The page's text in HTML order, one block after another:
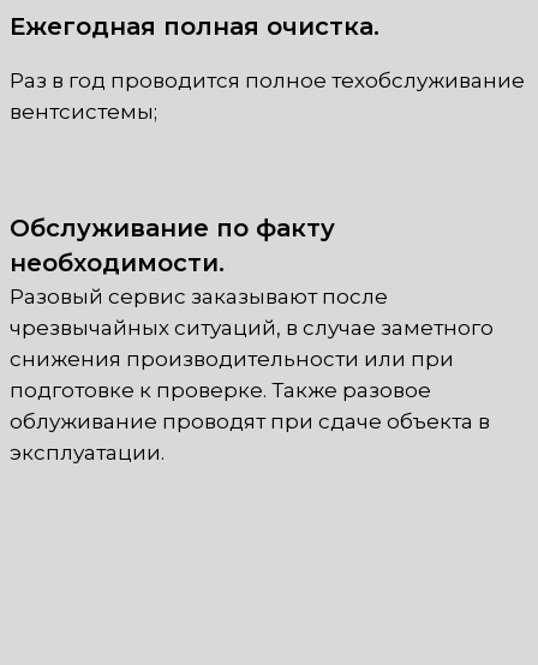
Ежегодная полная очистка.
Раз в год проводится полное техобслуживание
вентсистемы;
Обслуживание по факту
необходимости.
Разовый сервис заказывают после
чрезвычайных ситуаций, в случае заметного
снижения производительности или при
подготовке к проверке. Также разовое
облуживание проводят при сдаче объекта в
эксплуатации.